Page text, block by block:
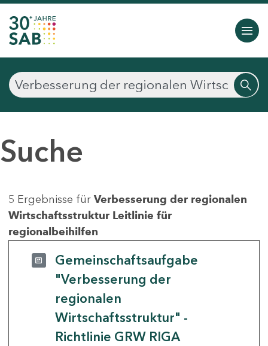
Suche
5 Ergebnisse für Verbesserung der regionalen
Wirtschaftsstruktur Leitlinie für
regionalbeihilfen
Gemeinschaftsaufgabe
"Verbesserung der
regionalen
Wirtschaftsstruktur" -
Richtlinie GRW RIGA